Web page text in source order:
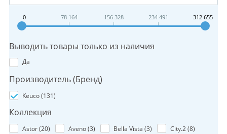
0 78 164 156 328 234 491 312 655
Выводить товары только из наличия
Да
Производитель (Бренд)
Keuco (131)
Коллекция
Astor (20) Aveno (3) Bella Vista (3) City.2 (8)